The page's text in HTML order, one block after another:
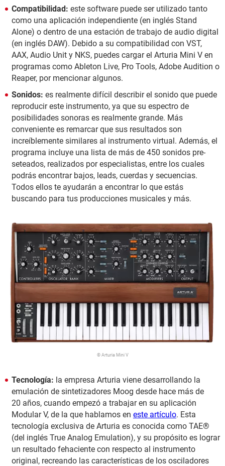
Compatibilidad: este software puede ser utilizado tanto
como una aplicación independiente (en inglés Stand
Alone) o dentro de una estación de trabajo de audio digital
(en inglés DAW). Debido a su compatibilidad con VST,
AAX, Audio Unit y NKS, puedes cargar el Arturia Mini V en
programas como Ableton Live, Pro Tools, Adobe Audition o
Reaper, por mencionar algunos.
Sonidos: es realmente difícil describir el sonido que puede
reproducir este instrumento, ya que su espectro de
posibilidades sonoras es realmente grande. Más
conveniente es remarcar que sus resultados son
increíblemente similares al instrumento virtual. Además, el
programa incluye una lista de más de 450 sonidos pre-
seteados, realizados por especialistas, entre los cuales
podrás encontrar bajos, leads, cuerdas y secuencias.
Todos ellos te ayudarán a encontrar lo que estás
buscando para tus producciones musicales y más.
© Arturia Mini V
Tecnología: la empresa Arturia viene desarrollando la
emulación de sintetizadores Moog desde hace más de
20 años, cuando empezó a trabajar en su aplicación
Modular V, de la que hablamos en este artículo. Esta
tecnología exclusiva de Arturia es conocida como TAE®
(del inglés True Analog Emulation), y su propósito es lograr
un resultado fehaciente con respecto al instrumento
original, recreando las características de los osciladores